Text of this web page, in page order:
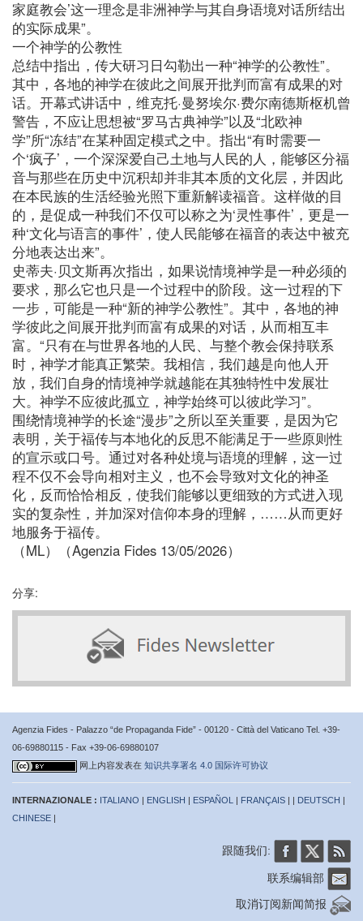
家庭教会’这一理念是非洲神学与其自身语境对话所结出
的实际成果”。
一个神学的公教性
总结中指出，传大研习日勾勒出一种“神学的公教性”。
其中，各地的神学在彼此之间展开批判而富有成果的对
话。开幕式讲话中，维克托·曼努埃尔·费尔南德斯枢机曾
警告，不应让思想被“罗马古典神学”以及“北欧神
学”所“冻结”在某种固定模式之中。指出“有时需要一
个‘疯子’，一个深深爱自己土地与人民的人，能够区分福
音与那些在历史中沉积却并非其本质的文化层，并因此
在本民族的生活经验光照下重新解读福音。这样做的目
的，是促成一种我们不仅可以称之为‘灵性事件’，更是一
种‘文化与语言的事件’，使人民能够在福音的表达中被充
分地表达出来”。
史蒂夫·贝文斯再次指出，如果说情境神学是一种必须的
要求，那么它也只是一个过程中的阶段。这一过程的下
一步，可能是一种“新的神学公教性”。其中，各地的神
学彼此之间展开批判而富有成果的对话，从而相互丰
富。“只有在与世界各地的人民、与整个教会保持联系
时，神学才能真正繁荣。我相信，我们越是向他人开
放，我们自身的情境神学就越能在其独特性中发展壮
大。神学不应彼此孤立，神学始终可以彼此学习”。
围绕情境神学的长途“漫步”之所以至关重要，是因为它
表明，关于福传与本地化的反思不能满足于一些原则性
的宣示或口号。通过对各种处境与语境的理解，这一过
程不仅不会导向相对主义，也不会导致对文化的神圣
化，反而恰恰相反，使我们能够以更细致的方式进入现
实的复杂性，并加深对信仰本身的理解，……从而更好
地服务于福传。
（ML）（Agenzia Fides 13/05/2026）
分享:
Agenzia Fides - Palazzo “de Propaganda Fide” - 00120 - Città del Vaticano Tel. +39-
06-69880115 - Fax +39-06-69880107
网上内容发表在 知识共享署名 4.0 国际许可协议
INTERNAZIONALE : ITALIANO | ENGLISH | ESPAÑOL | FRANÇAIS | | DEUTSCH |
CHINESE |
跟随我们:
联系编辑部
取消订阅新闻简报